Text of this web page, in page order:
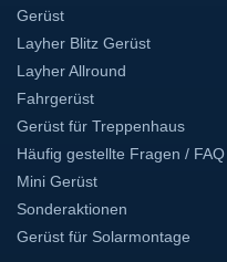
Gerüst
Layher Blitz Gerüst
Layher Allround
Fahrgerüst
Gerüst für Treppenhaus
Häufig gestellte Fragen / FAQ
Mini Gerüst
Sonderaktionen
Gerüst für Solarmontage